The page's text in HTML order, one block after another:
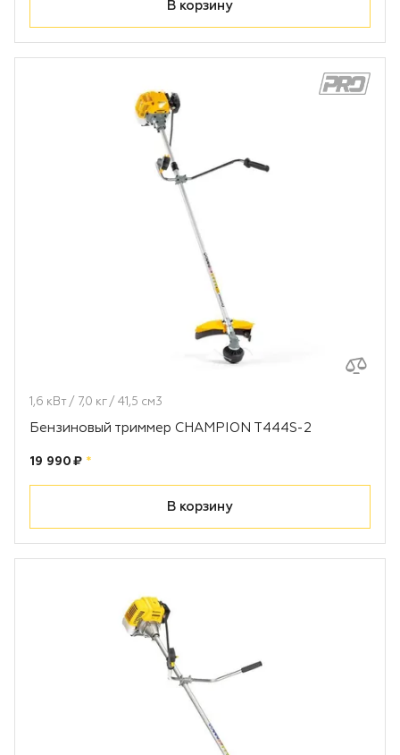
В корзину
1,6 кВт / 7,0 кг / 41,5 см3
Бензиновый триммер CHAMPION T444S-2
Цена:
19 990 ₽ рублей
*
В корзину